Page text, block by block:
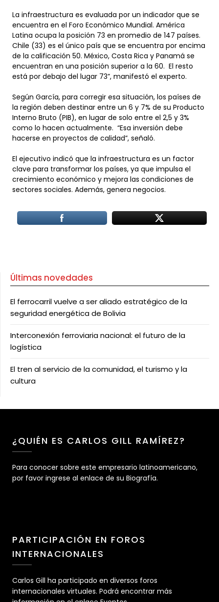
La infraestructura es evaluada por un indicador que se
encuentra en el Foro Económico Mundial. América
Latina ocupa la posición 73 en promedio de 147 países.
Chile (33) es el único país que se encuentra por encima
de la calificación 50. México, Costa Rica y Panamá se
encuentran en una posición superior a la 60. El resto
está por debajo del lugar 73”, manifestó el experto.
Según García, para corregir esa situación, los países de
la región deben destinar entre un 6 y 7% de su Producto
Interno Bruto (PIB), en lugar de solo entre el 2,5 y 3%
como lo hacen actualmente. “Esa inversión debe
hacerse en proyectos de calidad”, señaló.
El ejecutivo indicó que la infraestructura es un factor
clave para transformar los países, ya que impulsa el
crecimiento económico y mejora las condiciones de
sectores sociales. Además, genera negocios.
Últimas novedades
El ferrocarril vuelve a ser aliado estratégico de la
seguridad energética de Bolivia
Interconexión ferroviaria nacional: el futuro de la
logística
El tren al servicio de la comunidad, el turismo y la
cultura
¿QUIÉN ES CARLOS GILL RAMÍREZ?
Para conocer sobre este empresario latinoamericano,
por favor ingrese al enlace de su Biografía.
PARTICIPACIÓN EN FOROS
INTERNACIONALES
Carlos Gill ha participado en diversos foros
internacionales virtuales. Podrá encontrar más